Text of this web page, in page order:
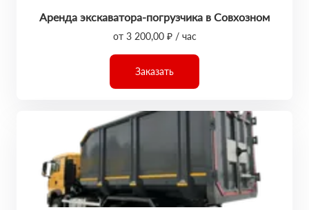
Аренда экскаватора-погрузчика в Совхозном
от 3 200,00 ₽ / час
Заказать